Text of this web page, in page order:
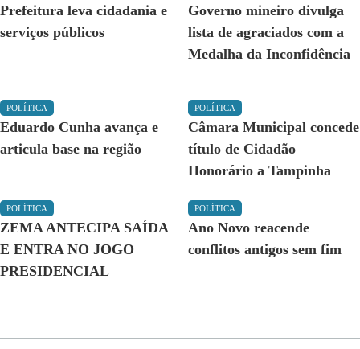
Prefeitura leva cidadania e
serviços públicos
Governo mineiro divulga
lista de agraciados com a
Medalha da Inconfidência
POLÍTICA
Eduardo Cunha avança e
articula base na região
POLÍTICA
Câmara Municipal concede
título de Cidadão
Honorário a Tampinha
POLÍTICA
ZEMA ANTECIPA SAÍDA
E ENTRA NO JOGO
PRESIDENCIAL
POLÍTICA
Ano Novo reacende
conflitos antigos sem fim